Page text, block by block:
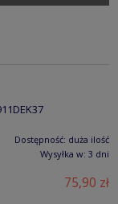
Dostępność: duża ilość
Wysyłka w: 3 dni
75,90 zł